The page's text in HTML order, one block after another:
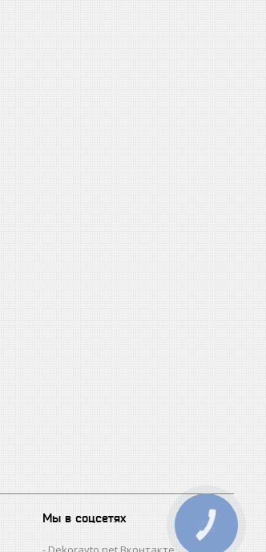
Мы в соцсетях
КНОПКА
ЗВ'ЯЗКУ